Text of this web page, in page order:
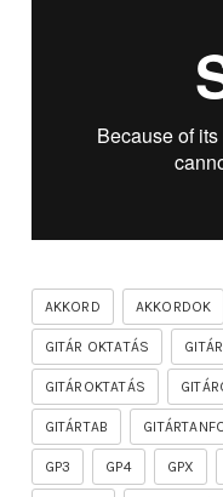
AKKORD AKKORDOK
GITÁR OKTATÁS
GITÁROKTATÁS
GITÁRTAB
GP3 GP4 GPX